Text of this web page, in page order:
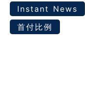
Instant News
首付比例